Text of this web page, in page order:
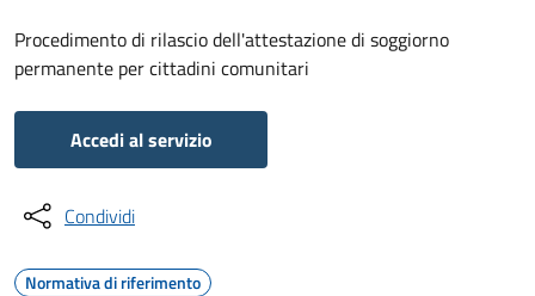
Procedimento di rilascio dell'attestazione di soggiorno
permanente per cittadini comunitari
Accedi al servizio
Condividi
Normativa di riferimento